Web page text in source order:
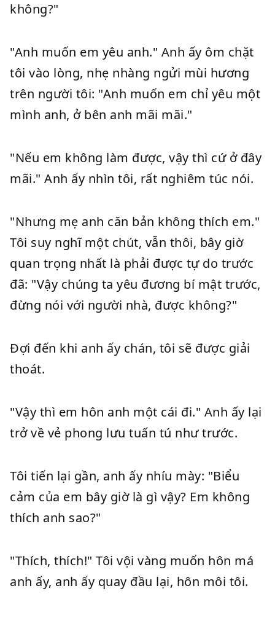
không?"
"Anh muốn em yêu anh." Anh ấy ôm chặt
tôi vào lòng, nhẹ nhàng ngửi mùi hương
trên người tôi: "Anh muốn em chỉ yêu một
mình anh, ở bên anh mãi mãi."
"Nếu em không làm được, vậy thì cứ ở đây
mãi." Anh ấy nhìn tôi, rất nghiêm túc nói.
"Nhưng mẹ anh căn bản không thích em."
Tôi suy nghĩ một chút, vẫn thôi, bây giờ
quan trọng nhất là phải được tự do trước
đã: "Vậy chúng ta yêu đương bí mật trước,
đừng nói với người nhà, được không?"
Đợi đến khi anh ấy chán, tôi sẽ được giải
thoát.
"Vậy thì em hôn anh một cái đi." Anh ấy lại
trở về vẻ phong lưu tuấn tú như trước.
Tôi tiến lại gần, anh ấy nhíu mày: "Biểu
cảm của em bây giờ là gì vậy? Em không
thích anh sao?"
"Thích, thích!" Tôi vội vàng muốn hôn má
anh ấy, anh ấy quay đầu lại, hôn môi tôi.